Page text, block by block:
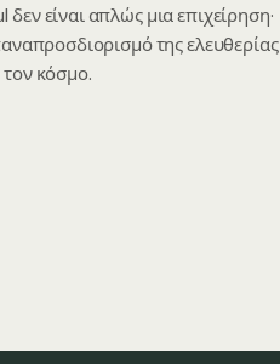
είναι απλώς μια επιχείρηση·
της ελευθερίας
κόσμο.